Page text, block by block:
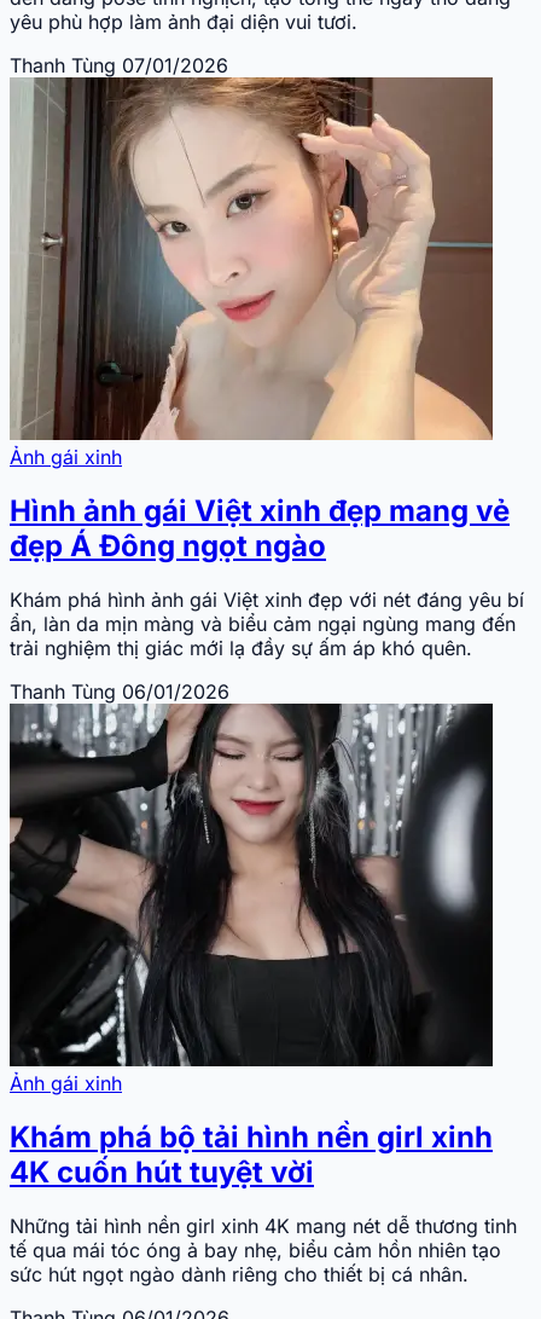
yêu phù hợp làm ảnh đại diện vui tươi.
Thanh Tùng 07/01/2026
Ảnh gái xinh
Hình ảnh gái Việt xinh đẹp mang vẻ
đẹp Á Đông ngọt ngào
Khám phá hình ảnh gái Việt xinh đẹp với nét đáng yêu bí
ẩn, làn da mịn màng và biểu cảm ngại ngùng mang đến
trải nghiệm thị giác mới lạ đầy sự ấm áp khó quên.
Thanh Tùng 06/01/2026
Ảnh gái xinh
Khám phá bộ tải hình nền girl xinh
4K cuốn hút tuyệt vời
Những tải hình nền girl xinh 4K mang nét dễ thương tinh
tế qua mái tóc óng ả bay nhẹ, biểu cảm hồn nhiên tạo
sức hút ngọt ngào dành riêng cho thiết bị cá nhân.